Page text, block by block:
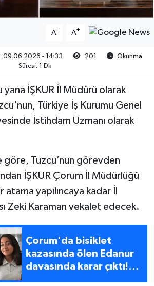
A- A+
09.06.2026 - 14:33 201
Okunma
Süresi: 1 Dk
yana İŞKUR İl Müdürü olarak
Türkiye İş Kurumu Genel
İstihdam Uzmanı olarak
göre, Tuzcu’nun görevden
İŞKUR Çorum İl Müdürlüğü
yapılıncaya kadar İl
Zeki Karaman vekalet edecek.
Çorum'da bisiklet
kazasında ölen Edanur
davasında karar çıktı!